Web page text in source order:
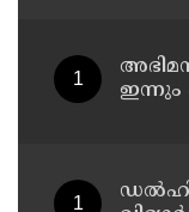
ഇന്നും